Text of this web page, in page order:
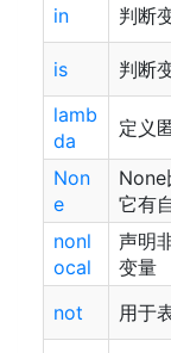
in 判断
is
判断
lamb
da
定义
Non
e
None
它有
nonl
ocal
声明
变量
not
用于